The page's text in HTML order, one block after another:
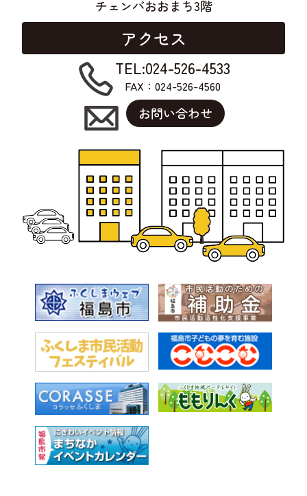
チェンバおおまち3階
アクセス
TEL:024-526-4533
FAX：024-526-4560
お問い合わせ